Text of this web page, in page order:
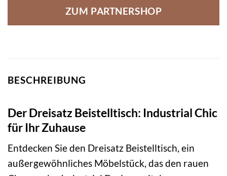
ZUM PARTNERSHOP
BESCHREIBUNG
Der Dreisatz Beistelltisch: Industrial Chic
für Ihr Zuhause
Entdecken Sie den Dreisatz Beistelltisch, ein
außergewöhnliches Möbelstück, das den rauen